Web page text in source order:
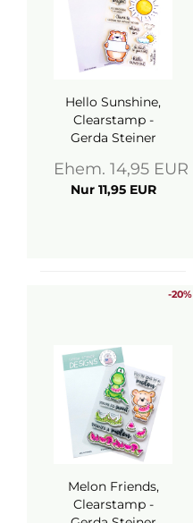
Hello Sunshine,
Clearstamp -
Gerda Steiner
Ehem. 14,95 EUR
Nur 11,95 EUR
-20%
Melon Friends,
Clearstamp -